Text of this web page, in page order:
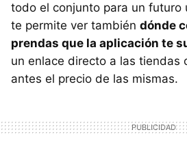
todo el conjunto para un futuro
te permite ver también dónde
prendas que la aplicación te
un enlace directo a las tiendas
antes el precio de las mismas.